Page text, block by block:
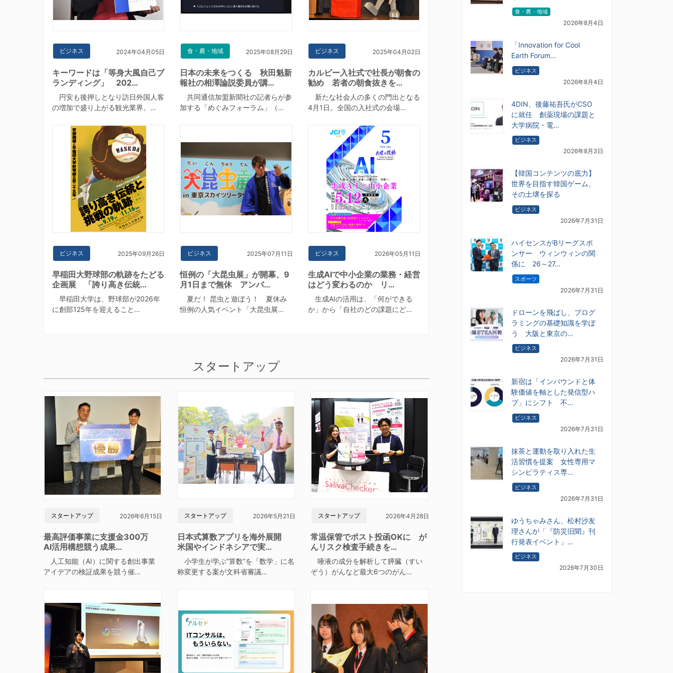
ビジネス 2024年04月05日
キーワードは「等身大風自己ブ
ランディング」 202…
円安も後押しとなり訪日外国人客
の増加で盛り上がる観光業界。…
食・農・地域 2025年08月29日
日本の未来をつくる 秋田魁新
報社の相澤論説委員が講…
共同通信加盟新聞社の記者らが参
加する「めぐみフォーラム」（…
ビジネス 2025年04月02日
カルビー入社式で社長が朝食の
勧め 若者の朝食抜きを…
新たな社会人の多くの門出となる
4月1日。全国の入社式の会場…
ビジネス 2025年09月26日
早稲田大野球部の軌跡をたどる
企画展 「誇り高き伝統…
早稲田大学は、野球部が2026年
に創部125年を迎えること…
ビジネス 2025年07月11日
恒例の「大昆虫展」が開幕、9
月1日まで無休 アンバ…
夏だ！ 昆虫と遊ぼう！ 夏休み
恒例の人気イベント「大昆虫展…
ビジネス 2026年05月11日
生成AIで中小企業の業務・経営
はどう変わるのか リ…
生成AIの活用は、「何ができる
か」から「自社のどの課題にど…
スタートアップ
スタートアップ 2026年6月15日
最高評価事業に支援金300万
AI活用構想競う成果…
人工知能（AI）に関する創出事業
アイデアの検証成果を競う催…
スタートアップ 2026年5月21日
日本式算数アプリを海外展開
米国やインドネシアで実…
小学生が学ぶ“算数”を「数学」に名
称変更する案が文科省審議…
スタートアップ 2026年4月28日
常温保管でポスト投函OKに が
んリスク検査手続きを…
唾液の成分を解析して膵臓（すい
ぞう）がんなど最大6つのがん…
食・農・地域
2026年8月4日
「Innovation for Cool
Earth Forum…
ビジネス
2026年8月4日
4DIN、後藤祐吾氏がCSO
に就任 創薬現場の課題と
大学病院・電…
ビジネス
2026年8月3日
【韓国コンテンツの底力】
世界を目指す韓国ゲーム、
その土壌を探る
ビジネス
2026年7月31日
ハイセンスがBリーグスポ
ンサー ウィンウィンの関
係に 26～27…
スポーツ
2026年7月31日
ドローンを飛ばし、プログ
ラミングの基礎知識を学ぼ
う 大阪と東京の…
ビジネス
2026年7月31日
新宿は「インバウンドと体
験価値を軸とした発信型ハ
ブ」にシフト 不…
ビジネス
2026年7月31日
抹茶と運動を取り入れた生
活習慣を提案 女性専用マ
シンピラティス専…
ビジネス
2026年7月31日
ゆうちゃみさん、松村沙友
理さんが「『防災旧聞』刊
行発表イベント」…
ビジネス
2026年7月30日